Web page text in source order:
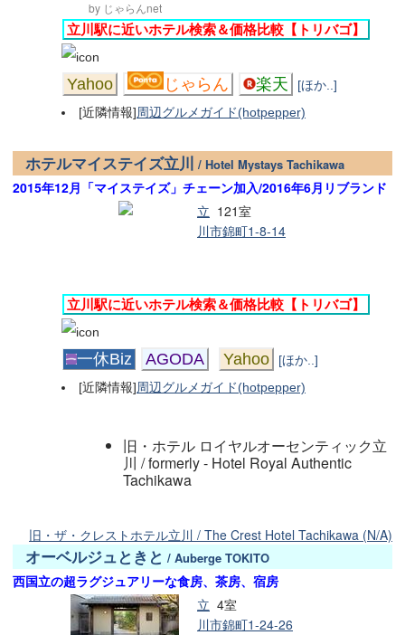
by じゃらんnet
立川駅に近いホテル検索＆価格比較【トリバゴ】
Yahoo じゃらん 楽天
[ほか..]
[近隣情報]周辺グルメガイド(hotpepper)
ホテルマイステイズ立川 / Hotel Mystays Tachikawa
2015年12月「マイステイズ」チェーン加入/2016年6月リブランド
121室
立
川市錦町1-8-14
立川駅に近いホテル検索＆価格比較【トリバゴ】
一休Biz AGODA Yahoo
[ほか..]
[近隣情報]周辺グルメガイド(hotpepper)
旧・ホテル ロイヤルオーセンティック立
川 / formerly - Hotel Royal Authentic
Tachikawa
旧・ザ・クレストホテル立川 / The Crest Hotel Tachikawa (N/A)
オーベルジュときと / Auberge TOKITO
西国立の超ラグジュアリーな食房、茶房、宿房
4室
立
川市錦町1-24-26